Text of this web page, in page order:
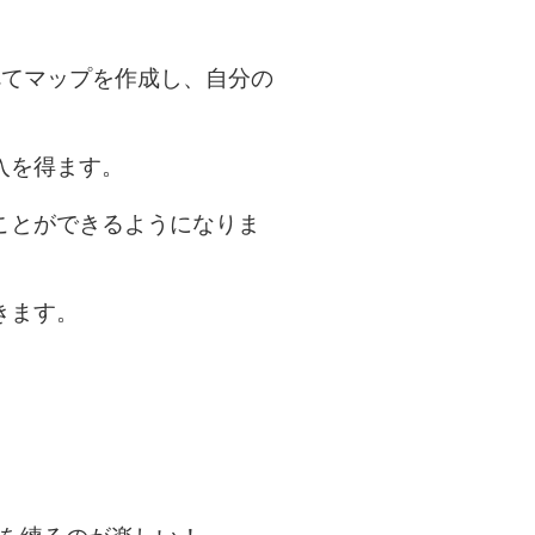
マップを作成し、自分の
得ます。
ができるようになりま
す。